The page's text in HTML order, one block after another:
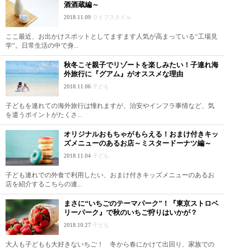
酒酒蔵編～
2018.11.09 ライフスタイル
ここ最近、お出かけスポットとしてますます人気が高まっている“工場見
学”。日常生活の中で身...
秋冬こそ親子でリゾートを楽しみたい！子連れ海
外旅行に『グアム』がオススメな理由
2018.11.06 子ども
子どもを連れての海外旅行は憧れますが、治安やインフラ事情など、気
を遣うポイントがたくさ...
オリジナルおもちゃがもらえる！おまけ付きキッ
ズメニューのあるお店～ミスタードーナツ編～
2018.11.04 子ども
子ども連れでの外食で利用したい、おまけ付きキッズメニューのあるお
店を紹介するこちらの連...
まさに“いちごのテーマパーク”！『東京ストロベ
リーパーク』で秋のいちご狩りはいかが？
2018.10.27 子ども
大人も子どもも大好きないちご！ 冬から春にかけて出回り、家族での